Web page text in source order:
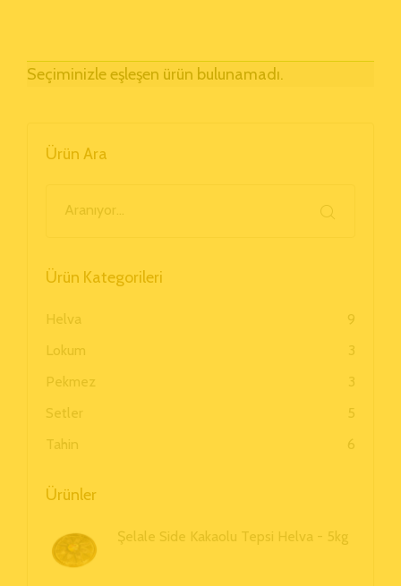
Seçiminizle eşleşen ürün bulunamadı.
Ürün Ara
Ürün Kategorileri
Helva
9
Lokum
3
Pekmez
3
Setler
5
Tahin
6
Ürünler
Şelale Side Kakaolu Tepsi Helva - 5kg